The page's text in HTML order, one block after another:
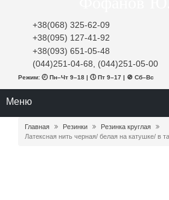
+38(068) 325-62-09
+38(095) 127-41-92
+38(093) 651-05-48
(044)251-04-68, (044)251-05-00
Режим: 🕘 Пн–Чт 9–18 | 🕔 Пт 9–17 | 🚫 Сб–Вс
Меню
Главная Резинки
Резинка круглая
Латексная нить черная/ белая на катушке/ в